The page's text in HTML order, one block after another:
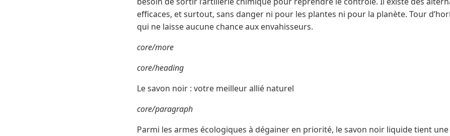
efficaces, et surtout, sans danger ni pour les plantes ni pour la planète. Tour
qui ne laisse aucune chance aux envahisseurs.
core/more
core/heading
Le savon noir : votre meilleur allié naturel
core/paragraph
Parmi les armes écologiques à dégainer en priorité, le savon noir liquide tient une